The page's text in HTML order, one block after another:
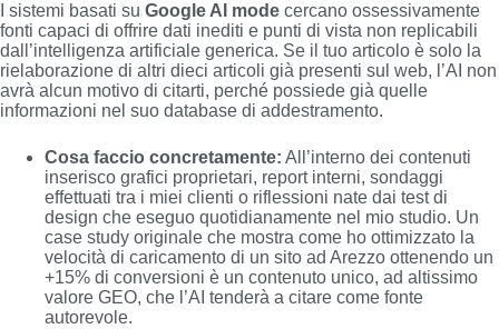
I sistemi basati su Google AI mode cercano ossessivamente
fonti capaci di offrire dati inediti e punti di vista non replicabili
dall’intelligenza artificiale generica. Se il tuo articolo è solo la
rielaborazione di altri dieci articoli già presenti sul web, l’AI non
avrà alcun motivo di citarti, perché possiede già quelle
informazioni nel suo database di addestramento.
Cosa faccio concretamente: All’interno dei contenuti
inserisco grafici proprietari, report interni, sondaggi
effettuati tra i miei clienti o riflessioni nate dai test di
design che eseguo quotidianamente nel mio studio. Un
case study originale che mostra come ho ottimizzato la
velocità di caricamento di un sito ad Arezzo ottenendo un
+15% di conversioni è un contenuto unico, ad altissimo
valore GEO, che l’AI tenderà a citare come fonte
autorevole.